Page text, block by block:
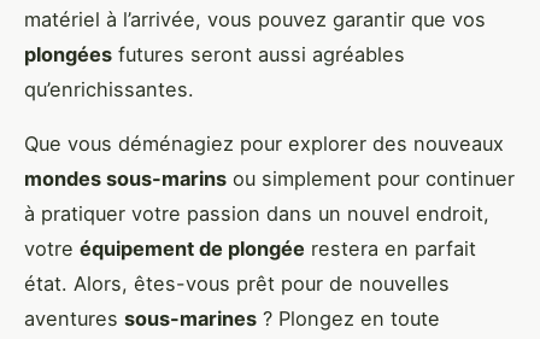
matériel à l’arrivée, vous pouvez garantir que vos
plongées futures seront aussi agréables
qu’enrichissantes.
Que vous déménagiez pour explorer des nouveaux
mondes sous-marins ou simplement pour continuer
à pratiquer votre passion dans un nouvel endroit,
votre équipement de plongée restera en parfait
état. Alors, êtes-vous prêt pour de nouvelles
aventures sous-marines ? Plongez en toute